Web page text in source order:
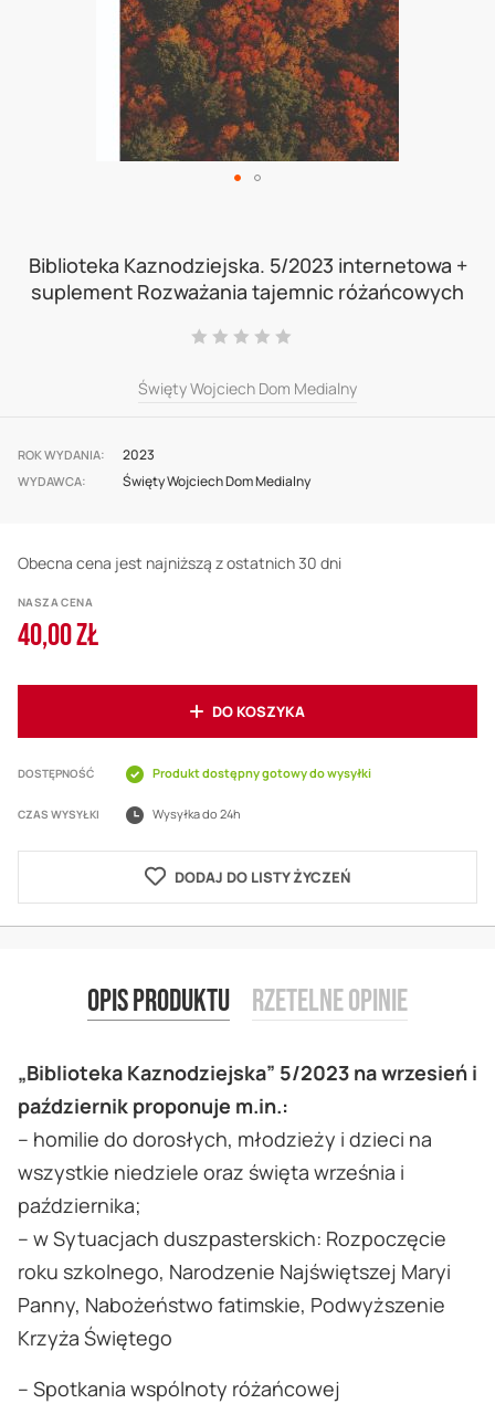
gallery
Biblioteka Kaznodziejska. 5/2023 internetowa +
suplement Rozważania tajemnic różańcowych
Ocena:
Święty Wojciech Dom Medialny
ROK WYDANIA 2023
WYDAWCA Święty Wojciech Dom Medialny
Obecna cena jest najniższą z ostatnich 30 dni
NASZA CENA
40,00 ZŁ
DO KOSZYKA
DOSTĘPNOŚĆ Produkt dostępny gotowy do wysyłki
CZAS WYSYŁKI Wysyłka do 24h
DODAJ DO LISTY ŻYCZEŃ
Opis produktu
„Biblioteka Kaznodziejska” 5/2023 na wrzesień i
październik proponuje m.in.:
– homilie do dorosłych, młodzieży i dzieci na
wszystkie niedziele oraz święta września i
października;
– w Sytuacjach duszpasterskich: Rozpoczęcie
roku szkolnego, Narodzenie Najświętszej Maryi
Panny, Nabożeństwo fatimskie, Podwyższenie
Krzyża Świętego
– Spotkania wspólnoty różańcowej
Rzetelne opinie